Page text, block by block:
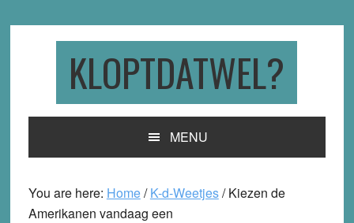
KLOPTDATWEL?
MENU
You are here: Home/ K-d-Weetjes/Kiezen de
Amerikanen vandaag een